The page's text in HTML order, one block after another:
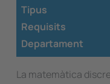
Tipus
Requisits
Departament
La matemàtica